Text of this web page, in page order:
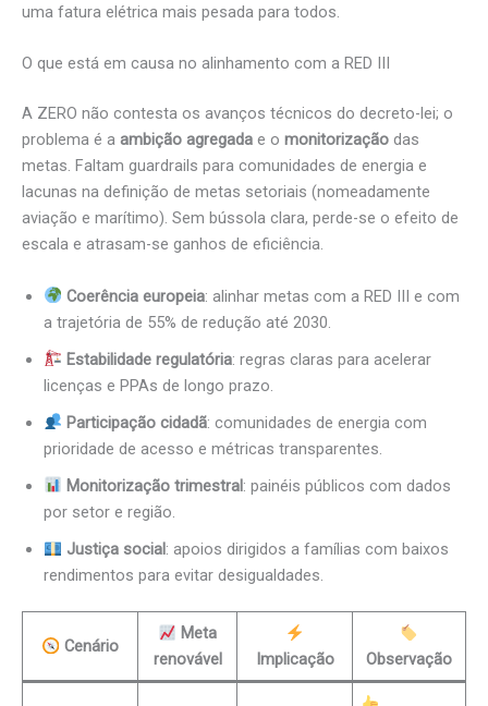
uma fatura elétrica mais pesada para todos.
O que está em causa no alinhamento com a RED III
A ZERO não contesta os avanços técnicos do decreto-lei; o
problema é a ambição agregada e o monitorização das
metas. Faltam guardrails para comunidades de energia e
lacunas na definição de metas setoriais (nomeadamente
aviação e marítimo). Sem bússola clara, perde-se o efeito de
escala e atrasam-se ganhos de eficiência.
Coerência europeia: alinhar metas com a RED III e com
a trajetória de 55% de redução até 2030.
Estabilidade regulatória: regras claras para acelerar
licenças e PPAs de longo prazo.
Participação cidadã: comunidades de energia com
prioridade de acesso e métricas transparentes.
Monitorização trimestral: painéis públicos com dados
por setor e região.
Justiça social: apoios dirigidos a famílias com baixos
rendimentos para evitar desigualdades.
Cenário
Meta
renovável
Implicação Observação